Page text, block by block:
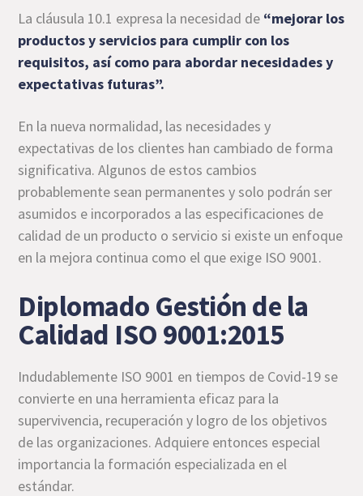
La cláusula 10.1 expresa la necesidad de “mejorar los
productos y servicios para cumplir con los
requisitos, así como para abordar necesidades y
expectativas futuras”.
En la nueva normalidad, las necesidades y
expectativas de los clientes han cambiado de forma
significativa. Algunos de estos cambios
probablemente sean permanentes y solo podrán ser
asumidos e incorporados a las especificaciones de
calidad de un producto o servicio si existe un enfoque
en la mejora continua como el que exige ISO 9001.
Diplomado Gestión de la
Calidad ISO 9001:2015
Indudablemente ISO 9001 en tiempos de Covid-19 se
convierte en una herramienta eficaz para la
supervivencia, recuperación y logro de los objetivos
de las organizaciones. Adquiere entonces especial
importancia la formación especializada en el
estándar.